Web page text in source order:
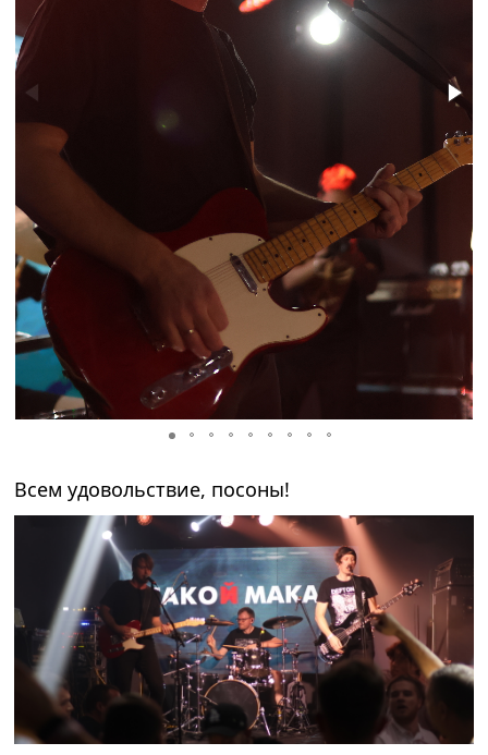
Всем удовольствие, посоны!